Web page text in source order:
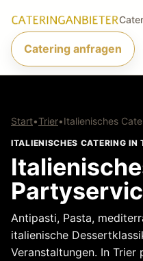
Catering anfragen
Start•Trier•Italienisches
ITALIENISCHES CATERING IN
Antipasti, Pasta,
italienische
Veranstaltungen. In Trier